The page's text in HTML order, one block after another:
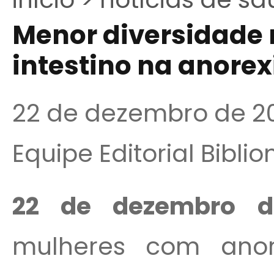
Menor
intestino na
22 de dezembro de
Equipe Editorial
22 de dezembro
mulheres com